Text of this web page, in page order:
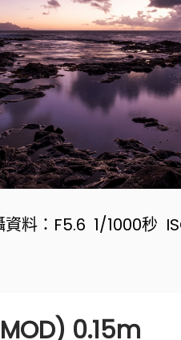
料：F5.6 1/1000秒
0.15m